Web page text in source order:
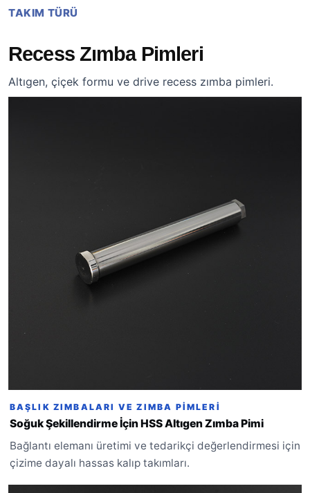
TAKIM TÜRÜ
Recess Zımba Pimleri
Altıgen, çiçek formu ve drive recess zımba pimleri.
BAŞLIK ZIMBALARI VE ZIMBA PIMLERI
Soğuk Şekillendirme İçin HSS Altıgen Zımba Pimi
Bağlantı elemanı üretimi ve tedarikçi değerlendirmesi için
çizime dayalı hassas kalıp takımları.